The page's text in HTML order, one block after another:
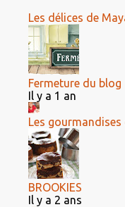
Les délices de
Fermeture du blog
Il y a 1 an
Les gourmandises
BROOKIES
Il y a 2 ans